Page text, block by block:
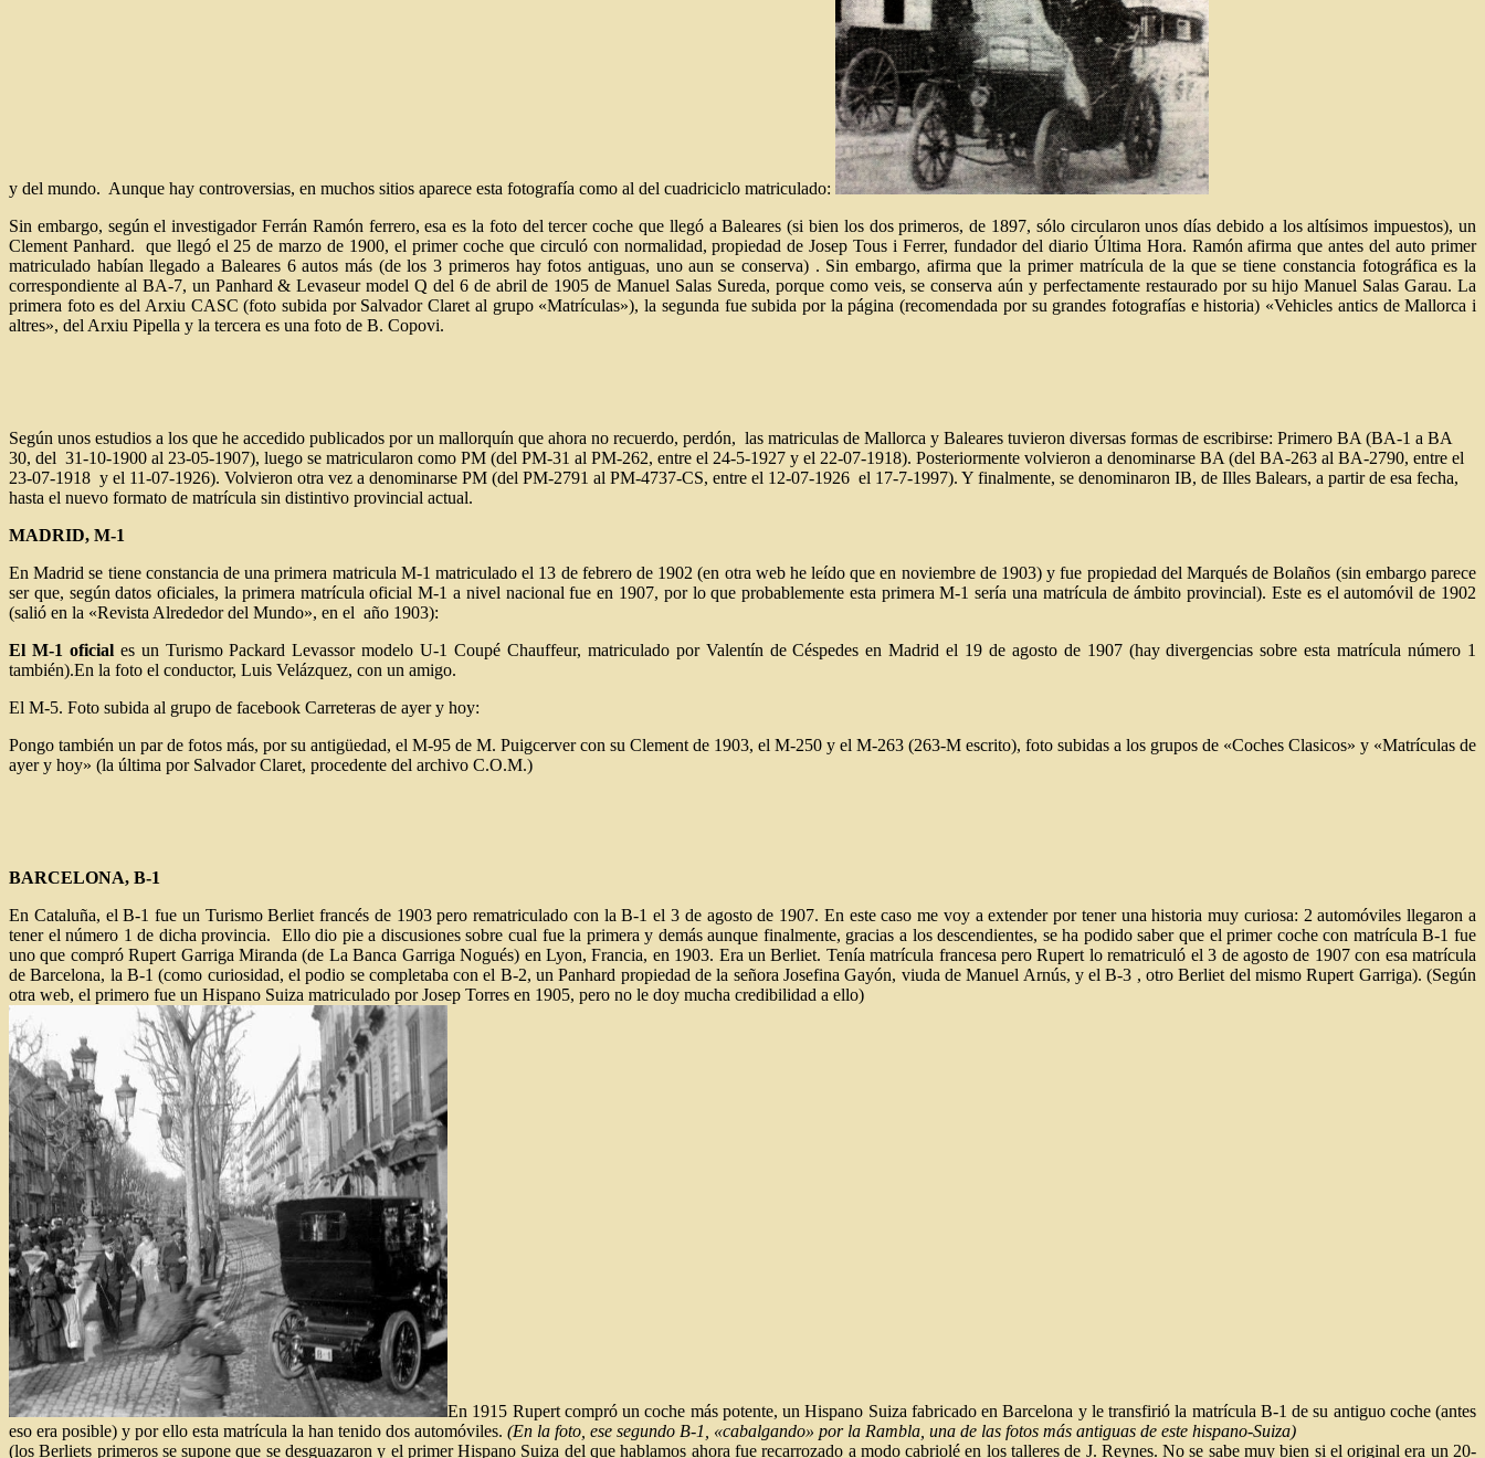
y del mundo. Aunque hay controversias, en muchos sitios aparece esta fotografía como al del cuadriciclo matriculado:
Sin embargo, según el investigador Ferrán Ramón ferrero, esa es la foto del tercer coche que llegó a Baleares (si bien los dos primeros, de 1897, sólo circularon unos días debido a los altísimos impuestos), un
Clement Panhard. que llegó el 25 de marzo de 1900, el primer coche que circuló con normalidad, propiedad de Josep Tous i Ferrer, fundador del diario Última Hora. Ramón afirma que antes del auto primer
matriculado habían llegado a Baleares 6 autos más (de los 3 primeros hay fotos antiguas, uno aun se conserva) . Sin embargo, afirma que la primer matrícula de la que se tiene constancia fotográfica es la
correspondiente al BA-7, un Panhard & Levaseur model Q del 6 de abril de 1905 de Manuel Salas Sureda, porque como veis, se conserva aún y perfectamente restaurado por su hijo Manuel Salas Garau. La
primera foto es del Arxiu CASC (foto subida por Salvador Claret al grupo «Matrículas»), la segunda fue subida por la página (recomendada por su grandes fotografías e historia) «Vehicles antics de Mallorca i
altres», del Arxiu Pipella y la tercera es una foto de B. Copovi.
Según unos estudios a los que he accedido publicados por un mallorquín que ahora no recuerdo, perdón, las matriculas de Mallorca y Baleares tuvieron diversas formas de escribirse: Primero BA (BA-1 a BA
30, del 31-10-1900 al 23-05-1907), luego se matricularon como PM (del PM-31 al PM-262, entre el 24-5-1927 y el 22-07-1918). Posteriormente volvieron a denominarse BA (del BA-263 al BA-2790, entre el
23-07-1918 y el 11-07-1926). Volvieron otra vez a denominarse PM (del PM-2791 al PM-4737-CS, entre el 12-07-1926 el 17-7-1997). Y finalmente, se denominaron IB, de Illes Balears, a partir de esa fecha,
hasta el nuevo formato de matrícula sin distintivo provincial actual.
MADRID, M-1
En Madrid se tiene constancia de una primera matricula M-1 matriculado el 13 de febrero de 1902 (en otra web he leído que en noviembre de 1903) y fue propiedad del Marqués de Bolaños (sin embargo parece
ser que, según datos oficiales, la primera matrícula oficial M-1 a nivel nacional fue en 1907, por lo que probablemente esta primera M-1 sería una matrícula de ámbito provincial). Este es el automóvil de 1902
(salió en la «Revista Alrededor del Mundo», en el año 1903):
El M-1 oficiales un Turismo Packard Levassor modelo U-1 Coupé Chauffeur, matriculado por Valentín de Céspedes en Madrid el 19 de agosto de 1907 (hay divergencias sobre esta matrícula número 1
también).En la foto el conductor, Luis Velázquez, con un amigo.
El M-5. Foto subida al grupo de facebook Carreteras de ayer y hoy:
Pongo también un par de fotos más, por su antigüedad, el M-95 de M. Puigcerver con su Clement de 1903, el M-250 y el M-263 (263-M escrito), foto subidas a los grupos de «Coches Clasicos» y «Matrículas de
ayer y hoy» (la última por Salvador Claret, procedente del archivo C.O.M.)
BARCELONA, B-1
En Cataluña, el B-1 fue un Turismo Berliet francés de 1903 pero rematriculado con la B-1 el 3 de agosto de 1907. En este caso me voy a extender por tener una historia muy curiosa: 2 automóviles llegaron a
tener el número 1 de dicha provincia. Ello dio pie a discusiones sobre cual fue la primera y demás aunque finalmente, gracias a los descendientes, se ha podido saber que el primer coche con matrícula B-1 fue
uno que compró Rupert Garriga Miranda (de La Banca Garriga Nogués) en Lyon, Francia, en 1903. Era un Berliet. Tenía matrícula francesa pero Rupert lo rematriculó el 3 de agosto de 1907 con esa matrícula
de Barcelona, la B-1 (como curiosidad, el podio se completaba con el B-2, un Panhard propiedad de la señora Josefina Gayón, viuda de Manuel Arnús, y el B-3 , otro Berliet del mismo Rupert Garriga). (Según
otra web, el primero fue un Hispano Suiza matriculado por Josep Torres en 1905, pero no le doy mucha credibilidad a ello)
En 1915 Rupert compró un coche más potente, un Hispano Suiza fabricado en Barcelona y le transfirió la matrícula B-1 de su antiguo coche (antes
eso era posible) y por ello esta matrícula la han tenido dos automóviles. (En la foto, ese segundo B-1, «cabalgando» por la Rambla, una de las fotos más antiguas de este hispano-Suiza)
(los Berliets primeros se supone que se desguazaron y el primer Hispano Suiza del que hablamos ahora fue recarrozado a modo cabriolé en los talleres de J. Reynes. No se sabe muy bien si el original era un 20-